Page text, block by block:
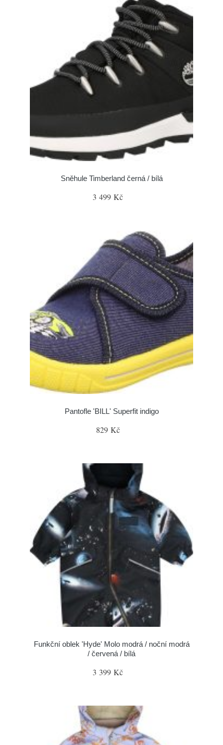
Sněhule Timberland černá / bílá
3 499 Kč
Pantofle 'BILL' Superfit indigo
829 Kč
Funkční oblek 'Hyde' Molo modrá / noční modrá
/ červená / bílá
3 399 Kč